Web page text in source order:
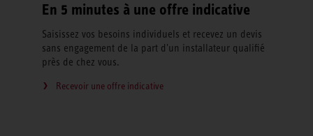
En 5 minutes à une offre indicative
Saisissez vos besoins individuels et recevez un devis
sans engagement de la part d'un installateur qualifié
près de chez vous.
Recevoir une offre indicative